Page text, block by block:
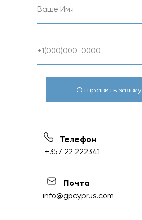
Отправить заявку
Почта
info@gpcyprus.com
+357 22 222341
Телефон